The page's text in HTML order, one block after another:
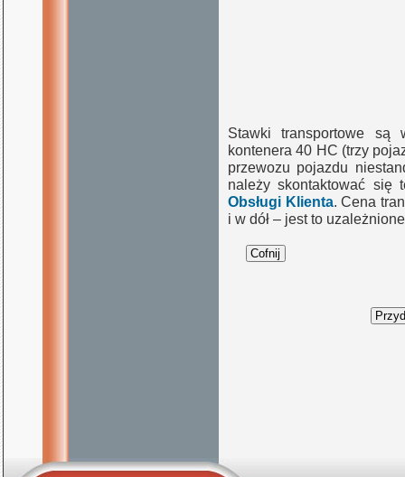
Stawki transportowe są
kontenera 40 HC (trzy
przewozu pojazdu
należy skontaktować
Obsługi Klienta. Cena
i w dół – jest to